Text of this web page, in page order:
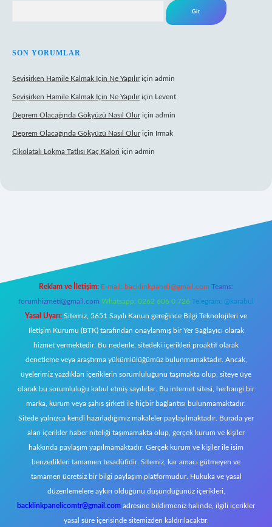
SON YORUMLAR
Sevişirken Hamile Kalmak Için Ne Yapılıriçin admin
Sevişirken Hamile Kalmak Için Ne Yapılıriçin Levent
Deprem Olacağında Gökyüzü Nasıl Oluriçin admin
Deprem Olacağında Gökyüzü Nasıl Oluriçin Irmak
Çikolatalı Lokma Tatlısı Kaç Kalori için admin
Reklam ve İletişim: E-mail: backlinkpaneli@gmail.com Teams:
forumhizmeti@gmail.com Whatsapp: 0262 606 0 726 Telegram: @karabul
Yasal Uyarı: Sitemiz, 5651 Sayılı Kanun gereğince Bilgi Teknolojileri ve
İletişim Kurumu (BTK) tarafından onaylanmış bir Yer Sağlayıcı olarak
hizmet vermektedir. Bu nedenle, sitedeki içerikleri proaktif olarak
denetleme veya araştırma yükümlülüğümüz bulunmamaktadır. Ancak,
üyelerimiz yazdıkları içeriklerin sorumluluğunu taşımakta olup, siteye üye
olarak bu sorumluluğu kabul etmiş sayılırlar. Bu internet sitesi, herhangi bir
marka, kurum veya şahıs şirketi ile hiçbir bağlantısı bulunmamaktadır.
Sitede yalnızca kendi hazırladığımız makaleler paylaşılmaktadır. Burada yer
alan içerikler haber niteliği taşımamakta olup, gerçek kurum ve kişiler
hakkında paylaşım yapılmamaktadır. Gerçek kurum ve kişiler ile isim
benzerlikleri tamamen tesadüfidir. Sitemiz, kar amacı gütmeyen ve
tamamen ücretsiz bir bilgi paylaşım platformudur. Hukuka ve yasal
düzenlemelere aykırı olduğunu düşündüğünüz içerikleri,
backlinkpanelicomtr@gmail.com adresine bildirmeniz halinde, ilgili içerikler
yasal süre içerisinde sitemizden kaldırılacaktır.